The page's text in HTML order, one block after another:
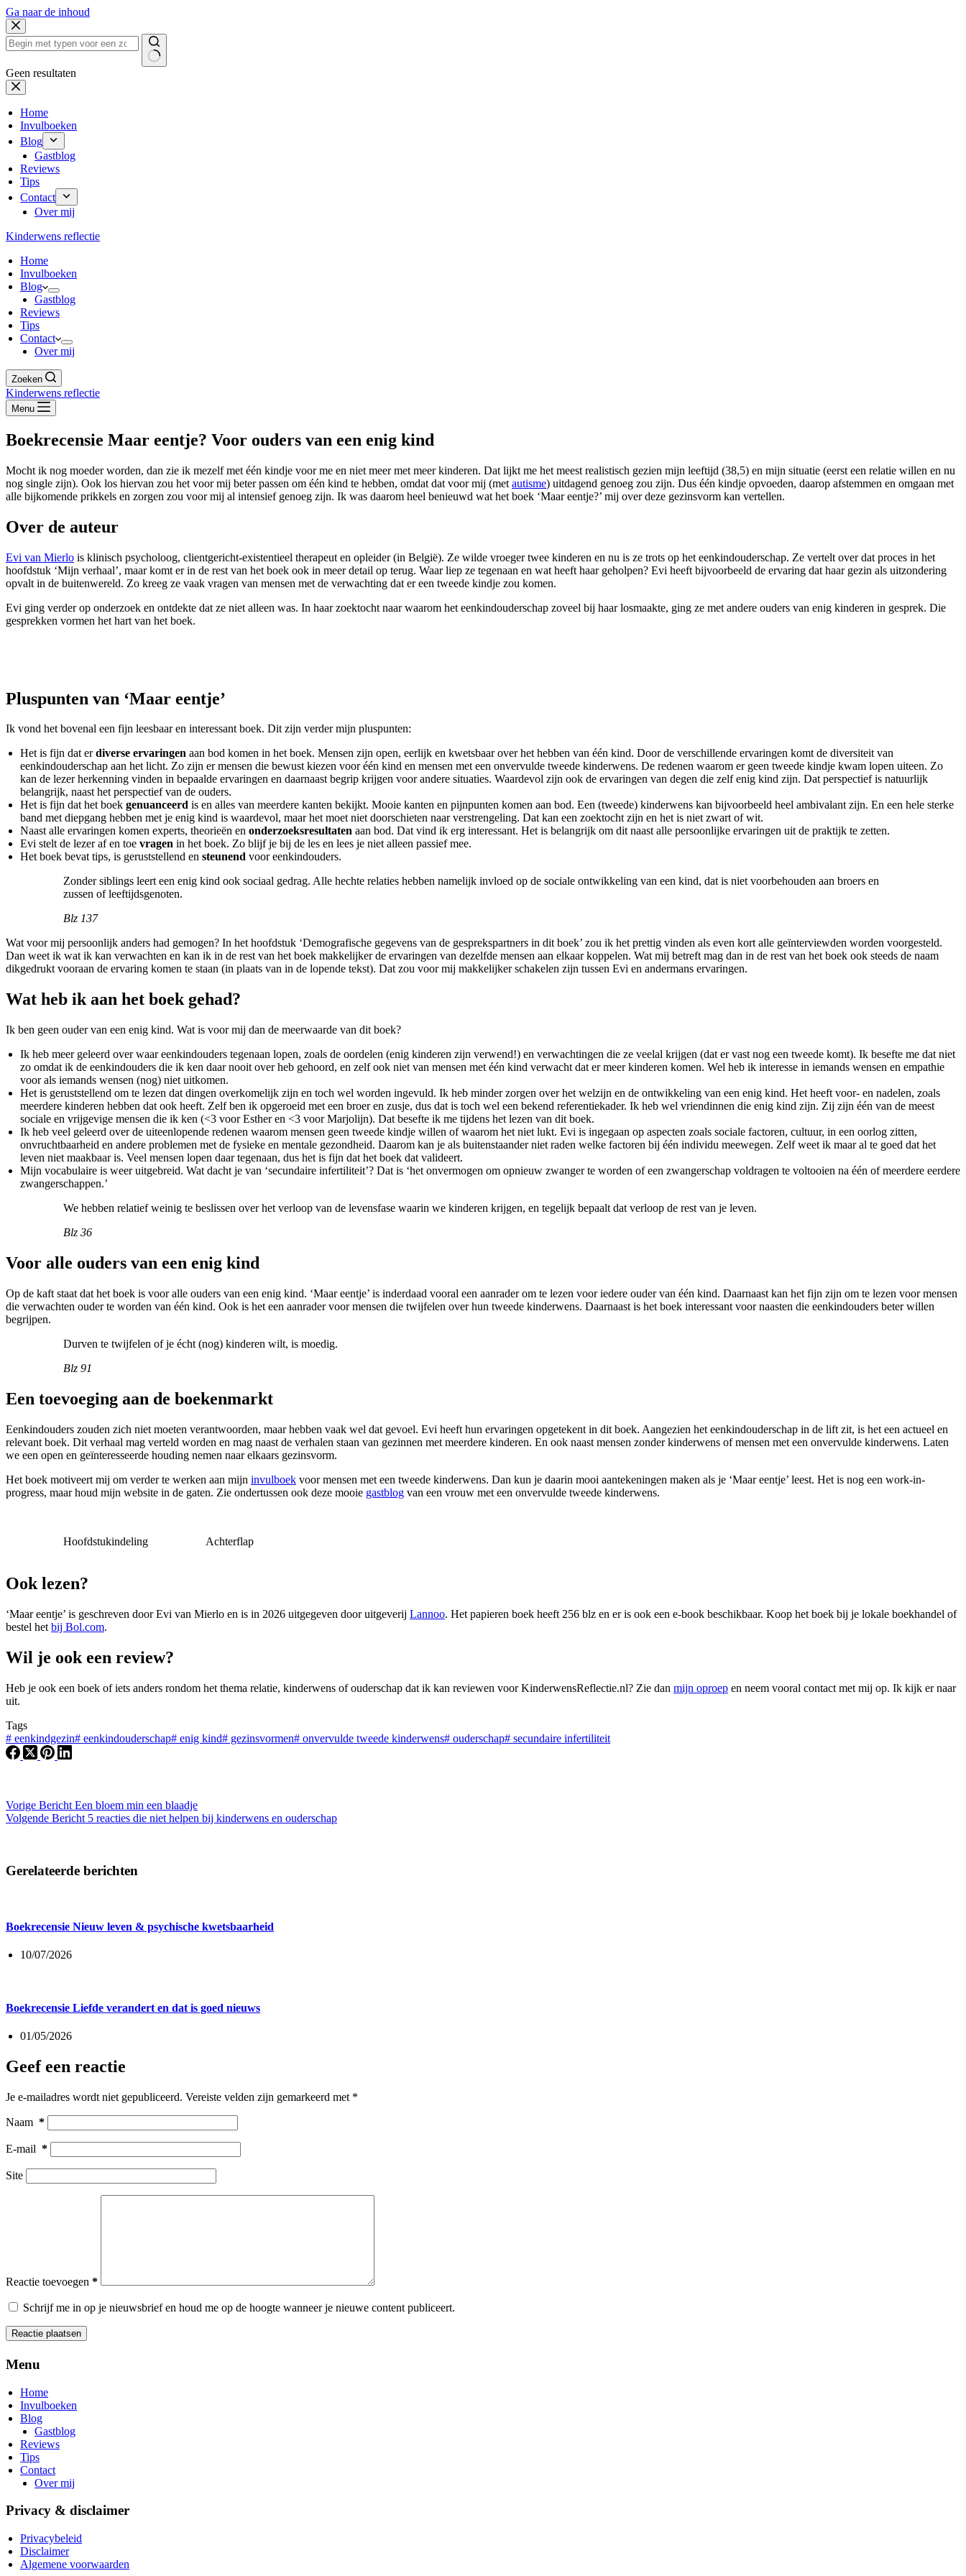
Ga naar de inhoud
Geen resultaten
Home
Invulboeken
Blog
Gastblog
Reviews
Tips
Contact
Over mij
Kinderwens reflectie
Home
Invulboeken
Blog
Gastblog
Reviews
Tips
Contact
Over mij
Zoeken
Kinderwens reflectie
Menu
Boekrecensie Maar eentje? Voor ouders van een enig kind
Mocht ik nog moeder worden, dan zie ik mezelf met één kindje voor me en niet meer met meer kinderen. Dat lijkt me het meest realistisch gezien mijn leeftijd (38,5) en mijn situatie (eerst een relatie willen en nu
nog single zijn). Ook los hiervan zou het voor mij beter passen om één kind te hebben, omdat dat voor mij (met autisme) uitdagend genoeg zou zijn. Dus één kindje opvoeden, daarop afstemmen en omgaan met
alle bijkomende prikkels en zorgen zou voor mij al intensief genoeg zijn. Ik was daarom heel benieuwd wat het boek ‘Maar eentje?’ mij over deze gezinsvorm kan vertellen.
Over de auteur
Evi van Mierlo is klinisch psycholoog, clientgericht-existentieel therapeut en opleider (in België). Ze wilde vroeger twee kinderen en nu is ze trots op het eenkindouderschap. Ze vertelt over dat proces in het
hoofdstuk ‘Mijn verhaal’, maar komt er in de rest van het boek ook in meer detail op terug. Waar liep ze tegenaan en wat heeft haar geholpen? Evi heeft bijvoorbeeld de ervaring dat haar gezin als uitzondering
opvalt in de buitenwereld. Zo kreeg ze vaak vragen van mensen met de verwachting dat er een tweede kindje zou komen.
Evi ging verder op onderzoek en ontdekte dat ze niet alleen was. In haar zoektocht naar waarom het eenkindouderschap zoveel bij haar losmaakte, ging ze met andere ouders van enig kinderen in gesprek. Die
gesprekken vormen het hart van het boek.
Pluspunten van ‘Maar eentje’
Ik vond het bovenal een fijn leesbaar en interessant boek. Dit zijn verder mijn pluspunten:
Het is fijn dat erdiverse ervaringen aan bod komen in het boek. Mensen zijn open, eerlijk en kwetsbaar over het hebben van één kind. Door de verschillende ervaringen komt de diversiteit van
eenkindouderschap aan het licht. Zo zijn er mensen die bewust kiezen voor één kind en mensen met een onvervulde tweede kinderwens. De redenen waarom er geen tweede kindje kwam lopen uiteen. Zo
kan de lezer herkenning vinden in bepaalde ervaringen en daarnaast begrip krijgen voor andere situaties. Waardevol zijn ook de ervaringen van degen die zelf enig kind zijn. Dat perspectief is natuurlijk
belangrijk, naast het perspectief van de ouders.
Het is fijn dat het boek genuanceerd is en alles van meerdere kanten bekijkt. Mooie kanten en pijnpunten komen aan bod. Een (tweede) kinderwens kan bijvoorbeeld heel ambivalant zijn. En een hele sterke
band met diepgang hebben met je enig kind is waardevol, maar het moet niet doorschieten naar verstrengeling. Dat kan een zoektocht zijn en het is niet zwart of wit.
Naast alle ervaringen komen experts, theorieën en onderzoeksresultaten aan bod. Dat vind ik erg interessant. Het is belangrijk om dit naast alle persoonlijke ervaringen uit de praktijk te zetten.
Evi stelt de lezer af en toe vragen in het boek. Zo blijf je bij de les en lees je niet alleen passief mee.
Het boek bevat tips, is geruststellend en steunend voor eenkindouders.
Zonder siblings leert een enig kind ook sociaal gedrag. Alle hechte relaties hebben namelijk invloed op de sociale ontwikkeling van een kind, dat is niet voorbehouden aan broers en
zussen of leeftijdsgenoten.
Blz 137
Wat voor mij persoonlijk anders had gemogen? In het hoofdstuk ‘Demografische gegevens van de gesprekspartners in dit boek’ zou ik het prettig vinden als even kort alle geïnterviewden worden voorgesteld.
Dan weet ik wat ik kan verwachten en kan ik in de rest van het boek makkelijker de ervaringen van dezelfde mensen aan elkaar koppelen. Wat mij betreft mag dan in de rest van het boek ook steeds de naam
dikgedrukt vooraan de ervaring komen te staan (in plaats van in de lopende tekst). Dat zou voor mij makkelijker schakelen zijn tussen Evi en andermans ervaringen.
Wat heb ik aan het boek gehad?
Ik ben geen ouder van een enig kind. Wat is voor mij dan de meerwaarde van dit boek?
Ik heb meer geleerd over waar eenkindouders tegenaan lopen, zoals de oordelen (enig kinderen zijn verwend!) en verwachtingen die ze veelal krijgen (dat er vast nog een tweede komt). Ik besefte me dat niet
zo omdat ik de eenkindouders die ik ken daar nooit over heb gehoord, en zelf ook niet van mensen met één kind verwacht dat er meer kinderen komen. Wel heb ik interesse in iemands wensen en empathie
voor als iemands wensen (nog) niet uitkomen.
Het is geruststellend om te lezen dat dingen overkomelijk zijn en toch wel worden ingevuld. Ik heb minder zorgen over het welzijn en de ontwikkeling van een enig kind. Het heeft voor- en nadelen, zoals
meerdere kinderen hebben dat ook heeft. Zelf ben ik opgeroeid met een broer en zusje, dus dat is toch wel een bekend referentiekader. Ik heb wel vriendinnen die enig kind zijn. Zij zijn één van de meest
sociale en vrijgevige mensen die ik ken (<3 voor Esther en <3 voor Marjolijn). Dat besefte ik me tijdens het lezen van dit boek.
Ik heb veel geleerd over de uiteenlopende redenen waarom mensen geen tweede kindje willen of waarom het niet lukt. Evi is ingegaan op aspecten zoals sociale factoren, cultuur, in een oorlog zitten,
onvruchtbaarheid en andere problemen met de fysieke en mentale gezondheid. Daarom kan je als buitenstaander niet raden welke factoren bij één individu meewegen. Zelf weet ik maar al te goed dat het
leven niet maakbaar is. Veel mensen lopen daar tegenaan, dus het is fijn dat het boek dat valideert.
Mijn vocabulaire is weer uitgebreid. Wat dacht je van ‘secundaire infertiliteit’? Dat is ‘het onvermogen om opnieuw zwanger te worden of een zwangerschap voldragen te voltooien na één of meerdere eerdere
zwangerschappen.’
We hebben relatief weinig te beslissen over het verloop van de levensfase waarin we kinderen krijgen, en tegelijk bepaalt dat verloop de rest van je leven.
Blz 36
Voor alle ouders van een enig kind
Op de kaft staat dat het boek is voor alle ouders van een enig kind. ‘Maar eentje’ is inderdaad vooral een aanrader om te lezen voor iedere ouder van één kind. Daarnaast kan het fijn zijn om te lezen voor mensen
die verwachten ouder te worden van één kind. Ook is het een aanrader voor mensen die twijfelen over hun tweede kinderwens. Daarnaast is het boek interessant voor naasten die eenkindouders beter willen
begrijpen.
Durven te twijfelen of je écht (nog) kinderen wilt, is moedig.
Blz 91
Een toevoeging aan de boekenmarkt
Eenkindouders zouden zich niet moeten verantwoorden, maar hebben vaak wel dat gevoel. Evi heeft hun ervaringen opgetekent in dit boek. Aangezien het eenkindouderschap in de lift zit, is het een actueel en
relevant boek. Dit verhaal mag verteld worden en mag naast de verhalen staan van gezinnen met meerdere kinderen. En ook naast mensen zonder kinderwens of mensen met een onvervulde kinderwens. Laten
we een open en geïnteresseerde houding nemen naar elkaars gezinsvorm.
Het boek motiveert mij om verder te werken aan mijn invulboek voor mensen met een tweede kinderwens. Dan kun je daarin mooi aantekeningen maken als je ‘Maar eentje’ leest. Het is nog een work-in-
progress, maar houd mijn website in de gaten. Zie ondertussen ook deze mooie gastblog van een vrouw met een onvervulde tweede kinderwens.
Hoofdstukindeling Achterflap
Ook lezen?
‘Maar eentje’ is geschreven door Evi van Mierlo en is in 2026 uitgegeven door uitgeverij Lannoo. Het papieren boek heeft 256 blz en er is ook een e-book beschikbaar. Koop het boek bij je lokale boekhandel of
bestel het bij Bol.com.
Wil je ook een review?
Heb je ook een boek of iets anders rondom het thema relatie, kinderwens of ouderschap dat ik kan reviewen voor KinderwensReflectie.nl? Zie dan mijn oproep en neem vooral contact met mij op. Ik kijk er naar
uit.
Tags
# eenkindgezin# eenkindouderschap# enig kind# gezinsvormen# onvervulde tweede kinderwens# ouderschap# secundaire infertiliteit
Vorige Bericht Een bloem min een blaadje
Volgende Bericht 5 reacties die niet helpen bij kinderwens en ouderschap
Gerelateerde berichten
Boekrecensie Nieuw leven & psychische kwetsbaarheid
10/07/2026
Boekrecensie Liefde verandert en dat is goed nieuws
01/05/2026
Geef een reactie
Je e-mailadres wordt niet gepubliceerd. Vereiste velden zijn gemarkeerd met *
Naam *
E-mail *
Site
Reactie toevoegen *
Schrijf me in op je nieuwsbrief en houd me op de hoogte wanneer je nieuwe content publiceert.
Reactie plaatsen
Menu
Home
Invulboeken
Blog
Gastblog
Reviews
Tips
Contact
Over mij
Privacy & disclaimer
Privacybeleid
Disclaimer
Algemene voorwaarden